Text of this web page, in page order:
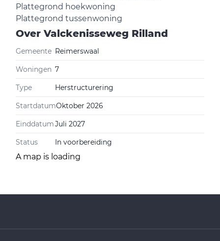
Plattegrond hoekwoning
Plattegrond tussenwoning
Over Valckenisseweg Rilland
Gemeente Reimerswaal
Woningen 7
Type Herstructurering
StartdatumOktober 2026
EinddatumJuli 2027
Status In voorbereiding
A map is loading